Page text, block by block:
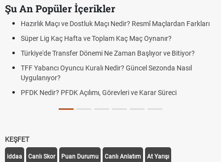
Şu An Popüler İçerikler
Hazırlık Maçı ve Dostluk Maçı Nedir? Resmî Maçlardan Farkları
Süper Lig Kaç Hafta ve Toplam Kaç Maç Oynanır?
Türkiye'de Transfer Dönemi Ne Zaman Başlıyor ve Bitiyor?
TFF Yabancı Oyuncu Kuralı Nedir? Güncel Sezonda Nasıl
Uygulanıyor?
PFDK Nedir? PFDK Açılımı, Görevleri ve Karar Süreci
KEŞFET
iddaa Canlı Skor Puan Durumu Canlı Anlatım At Yarışı